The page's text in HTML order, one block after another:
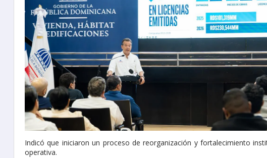
Indicó que iniciaron un proceso de reorganización y fortalecimiento
operativa.